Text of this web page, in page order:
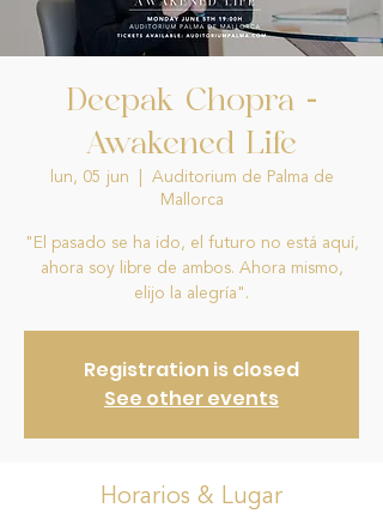
Deepak Chopra -
Awakened Life
lun, 05 jun
Auditorium de Palma de
Mallorca
"El pasado se ha ido, el futuro no está aquí,
ahora soy libre de ambos. Ahora mismo,
elijo la alegría".
Registration is closed
See other events
Horarios & Lugar